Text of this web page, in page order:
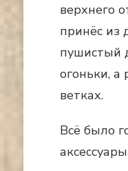
верхнего
принёс из
пушистый
огоньки, а
ветках.
Всё было